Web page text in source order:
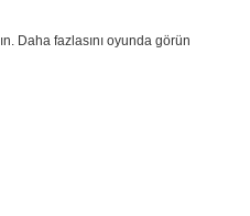
Daha fazlasını oyunda görün